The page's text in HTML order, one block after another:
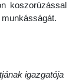
koszorúzással
igazgatója